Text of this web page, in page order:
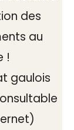
des
au
!
gaulois